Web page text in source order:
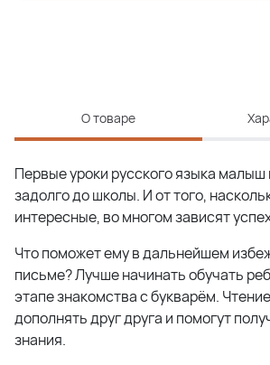
О товаре
Первые уроки русского языка
задолго до школы. И от того,
интересные, во многом зависят
Что поможет ему в дальнейшем
письме? Лучше начинать обучать
этапе знакомства с букварём.
дополнять друг друга и помогут
знания.